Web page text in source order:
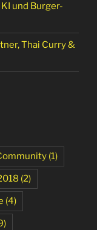
und Burger-
Thai Curry &
(1)
(2)
(4)